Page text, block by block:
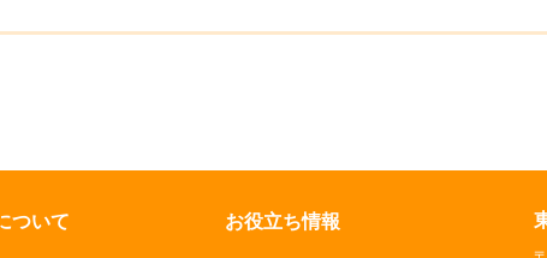
ついて お役立ち情報